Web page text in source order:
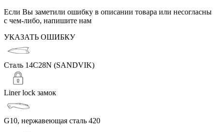
Если Вы заметили ошибку в описании товара или несогласны
с чем-либо, напишите нам
УКАЗАТЬ ОШИБКУ
Сталь 14C28N (SANDVIK)
Liner lock замок
G10, нержавеющая сталь 420